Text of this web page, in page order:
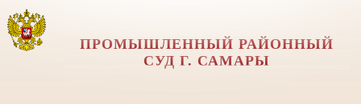
ПРОМЫШЛЕННЫЙ РАЙОННЫЙ
СУД Г. САМАРЫ